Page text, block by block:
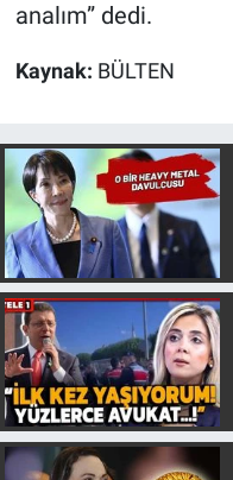
analım” dedi.
Kaynak: BÜLTEN
Canlı Yayın